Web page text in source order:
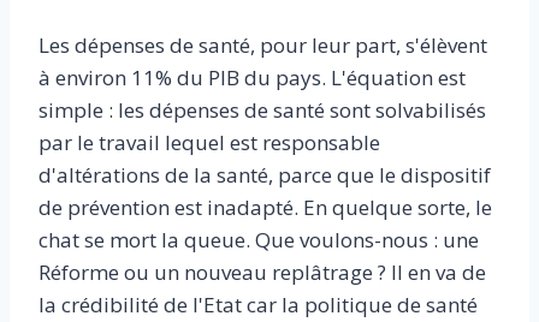
Les dépenses de santé, pour leur part, s'élèvent
à environ 11% du PIB du pays. L'équation est
simple : les dépenses de santé sont solvabilisés
par le travail lequel est responsable
d'altérations de la santé, parce que le dispositif
de prévention est inadapté. En quelque sorte, le
chat se mort la queue. Que voulons-nous : une
Réforme ou un nouveau replâtrage ? Il en va de
la crédibilité de l'Etat car la politique de santé